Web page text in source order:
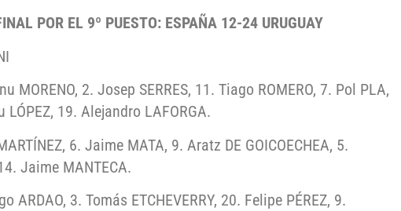
POR EL 9º PUESTO: ESPAÑA 12-24 URUGUAY
MORENO, 2. Josep SERRES, 11. Tiago ROMERO, 7. Pol PLA,
19. Alejandro LAFORGA.
6. Jaime MATA, 9. Aratz DE GOICOECHEA, 5.
Jaime MANTECA.
ARDAO, 3. Tomás ETCHEVERRY, 20. Felipe PÉREZ, 9.